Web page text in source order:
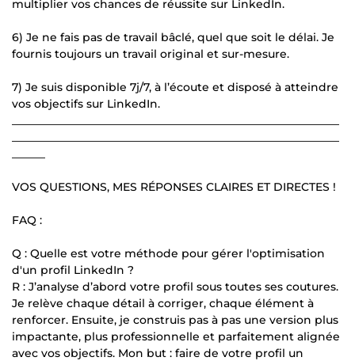
multiplier vos chances de réussite sur LinkedIn.
6) Je ne fais pas de travail bâclé, quel que soit le délai. Je
fournis toujours un travail original et sur-mesure.
7) Je suis disponible 7j/7, à l’écoute et disposé à atteindre
vos objectifs sur LinkedIn.
VOS QUESTIONS, MES RÉPONSES CLAIRES ET DIRECTES !
FAQ :
Q : Quelle est votre méthode pour gérer l'optimisation
d'un profil LinkedIn ?
R : J’analyse d’abord votre profil sous toutes ses coutures.
Je relève chaque détail à corriger, chaque élément à
renforcer. Ensuite, je construis pas à pas une version plus
impactante, plus professionnelle et parfaitement alignée
avec vos objectifs. Mon but : faire de votre profil un